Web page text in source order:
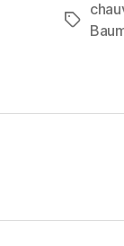
e
o
Étiquettes